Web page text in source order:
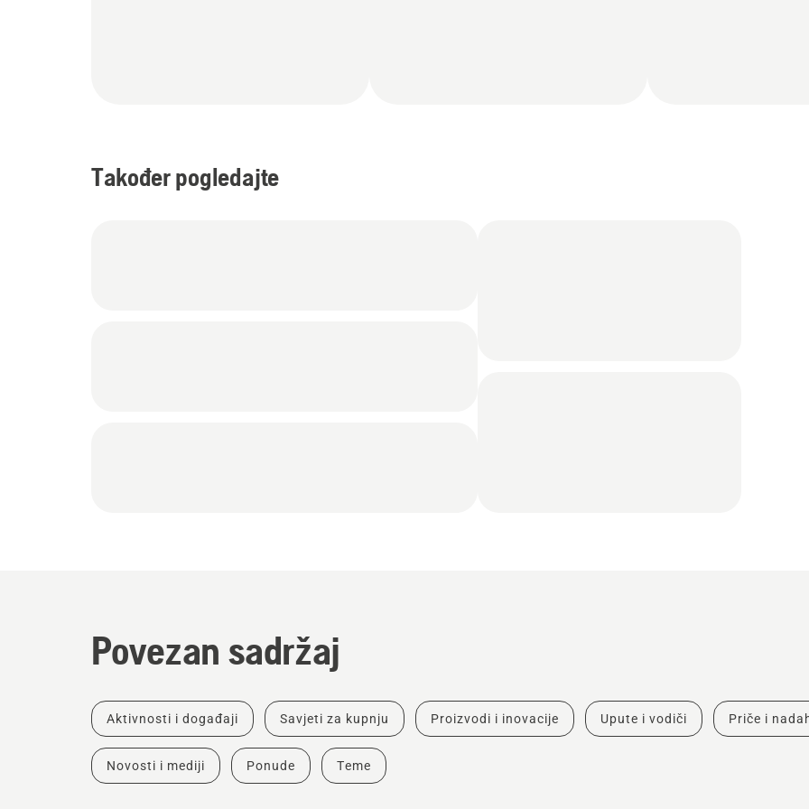
Također pogledajte
Povezan sadržaj
Aktivnosti i događaji Savjeti za kupnju Proizvodi i inovacije Upute i vodiči Priče i
Novosti i mediji Ponude Teme